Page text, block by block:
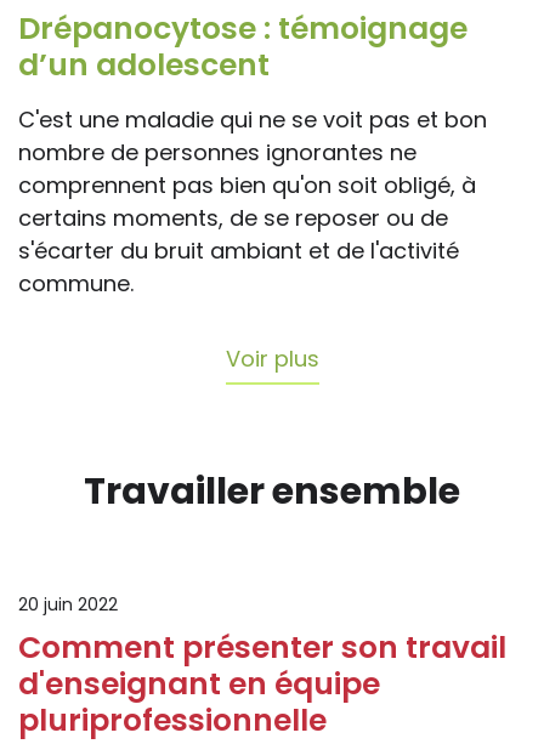
Drépanocytose : témoignage
d’un adolescent
C'est une maladie qui ne se voit pas et bon
nombre de personnes ignorantes ne
comprennent pas bien qu'on soit obligé, à
certains moments, de se reposer ou de
s'écarter du bruit ambiant et de l'activité
commune.
Voir plus
Travailler ensemble
20 juin 2022
Comment présenter son travail
d'enseignant en équipe
pluriprofessionnelle